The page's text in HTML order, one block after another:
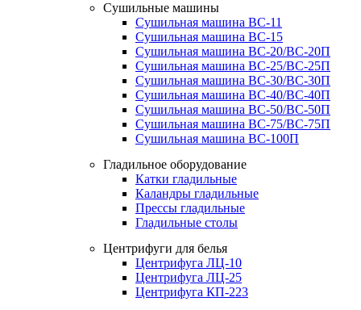
Сушильные машины
Сушильная машина ВС-11
Сушильная машина ВС-15
Сушильная машина ВС-20/ВС-20П
Сушильная машина ВС-25/ВС-25П
Сушильная машина ВС-30/ВС-30П
Сушильная машина ВС-40/ВС-40П
Сушильная машина ВС-50/ВС-50П
Сушильная машина ВС-75/ВС-75П
Сушильная машина ВС-100П
Гладильное оборудование
Катки гладильные
Каландры гладильные
Прессы гладильные
Гладильные столы
Центрифуги для белья
Центрифуга ЛЦ-10
Центрифуга ЛЦ-25
Центрифуга КП-223